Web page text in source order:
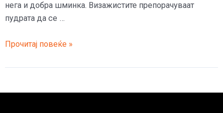
нега и добра шминка. Визажистите препорачуваат
пудрата да се …
Трикови
шминка
девојки
Прочитај повеќе »